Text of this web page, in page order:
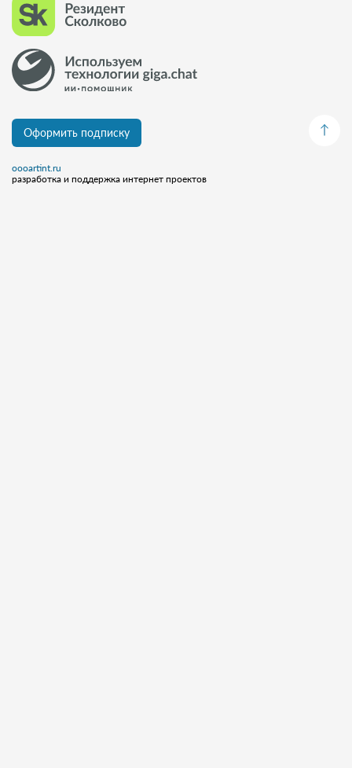
Оформить подписку
oooartint.ru
разработка и поддержка интернет проектов